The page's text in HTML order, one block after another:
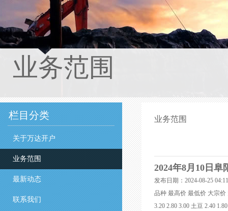
业务范围
栏目分类
关于万达开户
业务范围
最新动态
联系我们
业务范围
2024年8月10日
发布日期：2024-08-25
品种 最高价 最低价 大宗价
3.20 2.80 3.00 土豆 2.40